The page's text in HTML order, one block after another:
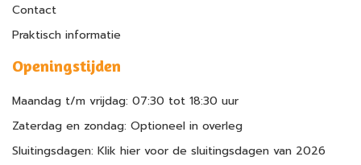
Contact
Praktisch informatie
Openingstijden
Maandag t/m vrijdag: 07:30 tot 18:30 uur
Zaterdag en zondag: Optioneel in overleg
Sluitingsdagen: Klik hier voor de sluitingsdagen van 2026